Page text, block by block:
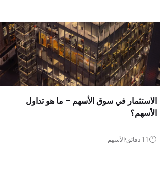
الاستثمار في سوق الأسهم – ما هو تداول
الأسهم؟
11 دقائق الأسهم